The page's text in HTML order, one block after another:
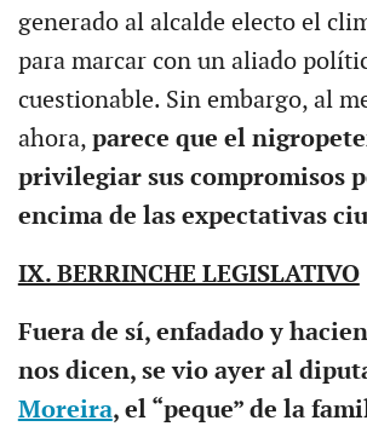
generado al alcalde electo el
para marcar con un aliado
cuestionable. Sin embargo, al
ahora, parece que el
privilegiar sus compromisos
encima de las expectativas
IX. BERRINCHE LEGISLATIVO
Fuera de sí, enfadado y
nos dicen, se vio ayer al
Moreira, el “peque” de la